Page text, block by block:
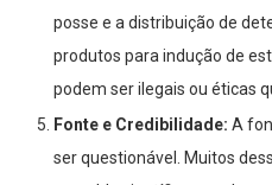
posse e a distribuição de
produtos para indução de
podem ser ilegais ou éticas
Fonte e Credibilidade: A
ser questionável. Muitos